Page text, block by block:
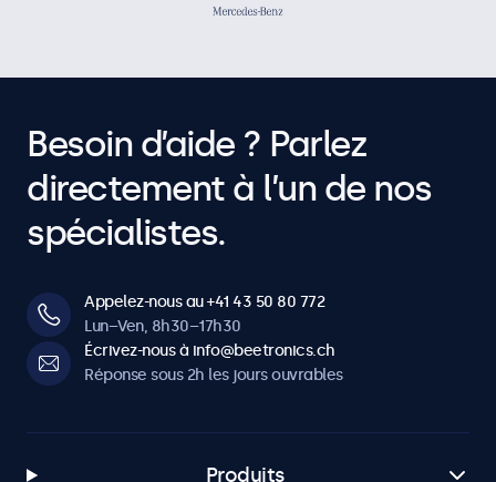
Besoin d’aide ? Parlez
directement à l’un de nos
spécialistes.
Appelez-nous au +41 43 50 80 772
Lun–Ven, 8h30–17h30
Écrivez-nous à info@beetronics.ch
Réponse sous 2h les jours ouvrables
Produits